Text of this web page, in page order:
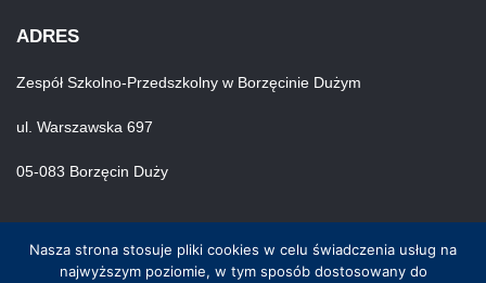
ADRES
Zespół Szkolno-Przedszkolny w Borzęcinie Dużym
ul. Warszawska 697
05-083 Borzęcin Duży
Nasza strona stosuje pliki cookies w celu świadczenia usług na
najwyższym poziomie, w tym sposób dostosowany do